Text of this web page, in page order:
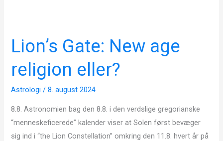
Lion’s Gate: New age
religion eller?
Astrologi /8. august 2024
8.8. Astronomien bag den 8.8. i den verdslige gregorianske
“menneskeficerede” kalender viser at Solen først bevæger
sig ind i “the Lion Constellation” omkring den 11.8. hvert år på
Lion’s
Gate:
New
religion
eller?